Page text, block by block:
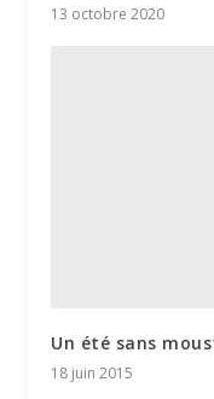
13 octobre 2020
Un été sans
18 juin 2015